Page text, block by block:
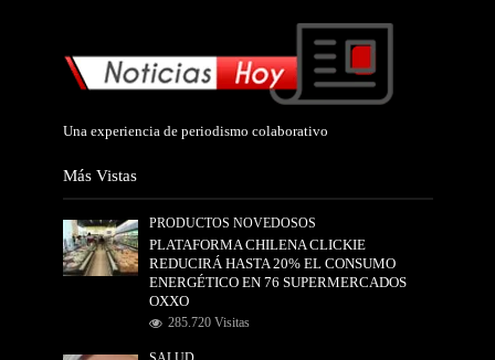
Una experiencia de periodismo colaborativo
Más Vistas
PRODUCTOS NOVEDOSOS
PLATAFORMA CHILENA CLICKIE
REDUCIRÁ HASTA 20% EL CONSUMO
ENERGÉTICO EN 76 SUPERMERCADOS
OXXO
285.720 Visitas